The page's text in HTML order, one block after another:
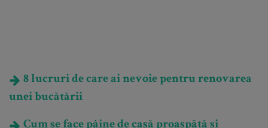
8 lucruri de care ai nevoie pentru renovarea
unei bucătării
Cum se face pâine de casă proaspătă și